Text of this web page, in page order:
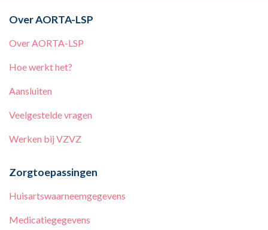
Over AORTA-LSP
Over AORTA-LSP
Hoe werkt het?
Aansluiten
Veelgestelde vragen
Werken bij VZVZ
Zorgtoepassingen
Huisartswaarneemgegevens
Medicatiegegevens